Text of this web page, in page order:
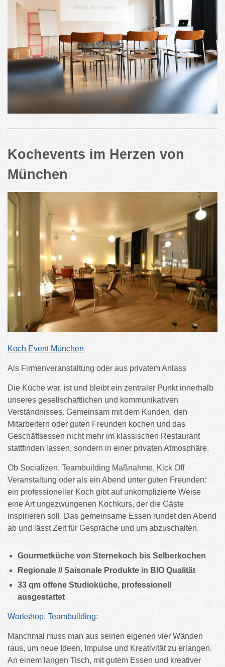
Kochevents im Herzen von
München
Koch Event München
Als Firmenveranstaltung oder aus privatem Anlass
Die Küche war, ist und bleibt ein zentraler Punkt innerhalb
unseres gesellschaftlichen und kommunikativen
Verständnisses. Gemeinsam mit dem Kunden, den
Mitarbeitern oder guten Freunden kochen und das
Geschäftsessen nicht mehr im klassischen Restaurant
stattfinden lassen, sondern in einer privaten Atmosphäre.
Ob Socializen, Teambuilding Maßnahme, Kick Off
Veranstaltung oder als ein Abend unter guten Freunden:
ein professioneller Koch gibt auf unkomplizierte Weise
eine Art ungezwungenen Kochkurs, der die Gäste
inspirieren soll. Das gemeinsame Essen rundet den Abend
ab und lässt Zeit für Gespräche und um abzuschalten.
Gourmetküche von Sternekoch bis Selberkochen
Regionale // Saisonale Produkte in BIO Qualität
33 qm offene Studioküche, professionell
ausgestattet
Workshop, Teambuilding:
Manchmal muss man aus seinen eigenen vier Wänden
raus, um neue Ideen, Impulse und Kreativität zu erlangen.
An einem langen Tisch, mit gutem Essen und kreativer